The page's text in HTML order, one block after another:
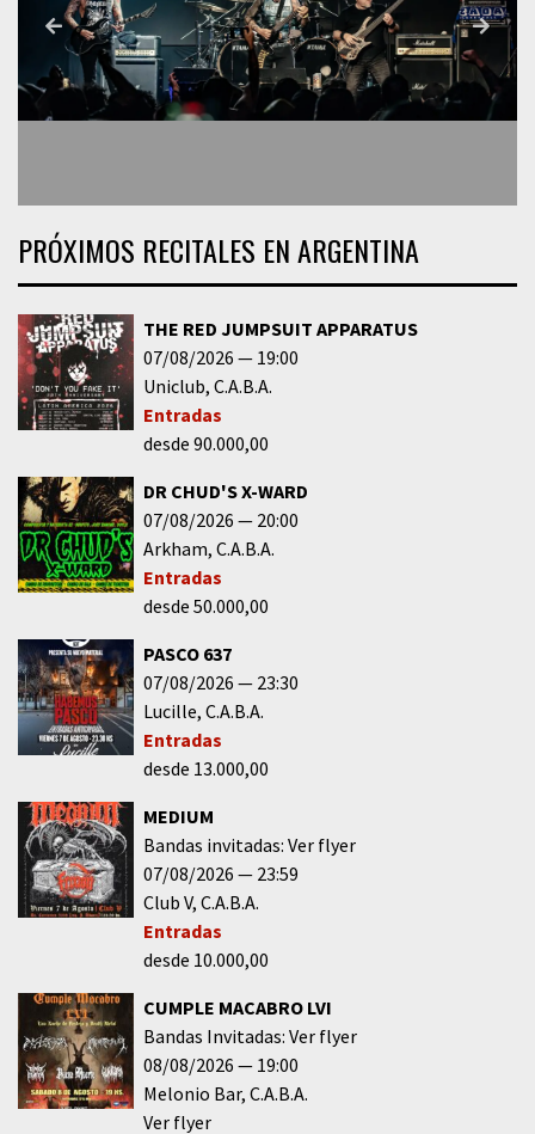
PRÓXIMOS RECITALES EN ARGENTINA
THE RED JUMPSUIT APPARATUS
07/08/2026
19:00
Uniclub C.A.B.A.
Entradas
desde 90.000,00
DR CHUD'S X-WARD
07/08/2026
20:00
Arkham C.A.B.A.
Entradas
desde 50.000,00
PASCO 637
07/08/2026
23:30
Lucille C.A.B.A.
Entradas
desde 13.000,00
MEDIUM
Bandas invitadas: Ver flyer
07/08/2026
23:59
Club V C.A.B.A.
Entradas
desde 10.000,00
CUMPLE MACABRO LVI
Bandas Invitadas: Ver flyer
08/08/2026
19:00
Melonio Bar C.A.B.A.
Ver flyer